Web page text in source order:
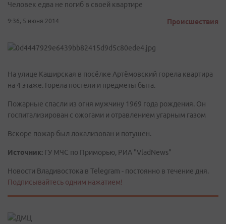
Человек едва не погиб в своей квартире
9:36, 5 июня 2014 Происшествия
На улице Каширская в посёлке Артёмовский горела квартира
на 4 этаже. Горела постели и предметы быта.
Пожарные спасли из огня мужчину 1969 года рождения. Он
госпитализирован с ожогами и отравлением угарным газом
Вскоре пожар был локализован и потушен.
Источник: ГУ МЧС по Приморью, РИА "VladNews"
Новости Владивостока в Telegram - постоянно в течение дня.
Подписывайтесь одним нажатием!